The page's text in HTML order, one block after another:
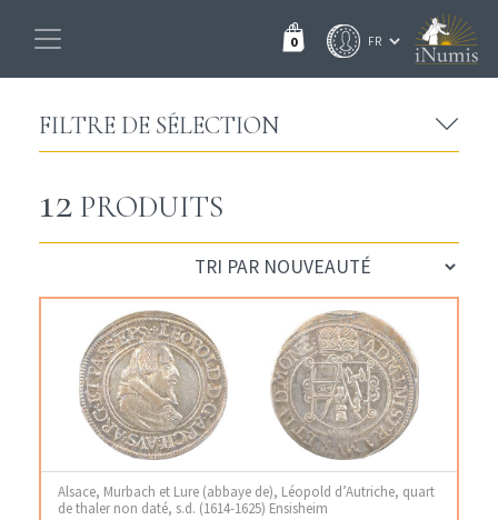
0
FILTRE DE SÉLECTION
12 PRODUITS
Alsace, Murbach et Lure (abbaye de), Léopold d’Autriche, quart
de thaler non daté, s.d. (1614-1625) Ensisheim